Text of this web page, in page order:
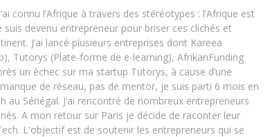
connu l’Afrique à travers des stéréotypes : l’Afrique est
devenu entrepreneur pour briser ces clichés et
J’ai lancé plusieurs entreprises dont Kareea
Tutorys (Plate-forme de e-learning), AfrikanFunding
un échec sur ma startup Tutorys, à cause d’une
de réseau, pas de mentor, je suis parti 6 mois en
au Sénégal. J’ai rencontré de nombreux entrepreneurs
A mon retour sur Paris je décide de raconter leur
L'objectif est de soutenir les entrepreneurs qui se